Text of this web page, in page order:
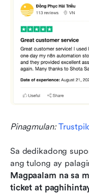
Pinagmulan:
Sa dedikadong
Magpaalam na sa
ticket at